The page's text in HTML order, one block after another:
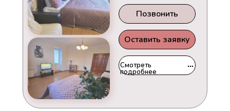
Позвонить
Оставить заявку
Смотреть
подробнее